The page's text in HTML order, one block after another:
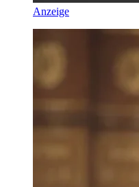
Anzeige